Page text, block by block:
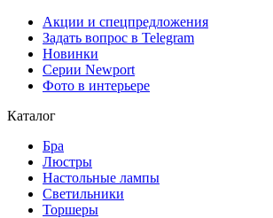
Акции и спецпредложения
Задать вопрос в Telegram
Новинки
Серии Newport
Фото в интерьере
Каталог
Бра
Люстры
Настольные лампы
Светильники
Торшеры